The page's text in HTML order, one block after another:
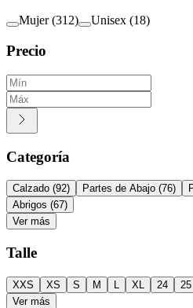
Mujer (312) Unisex (18)
Precio
Categoría
Calzado (92) Partes de Abajo (76)
Abrigos (67)
Ver más
Talle
XXS XS S M XL 24 25
Ver más